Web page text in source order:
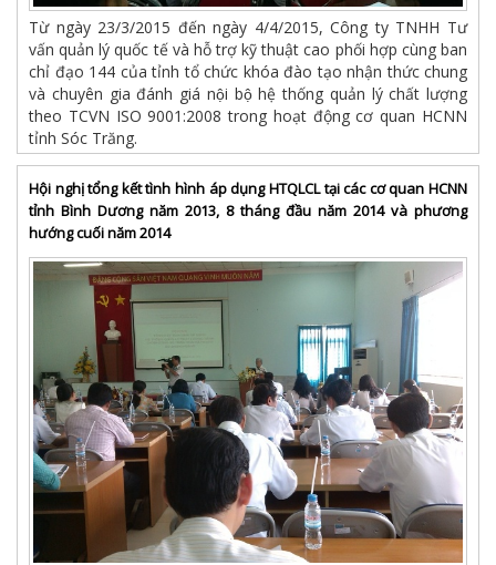
Từ ngày 23/3/2015 đến ngày 4/4/2015, Công ty TNHH Tư
vấn quản lý quốc tế và hỗ trợ kỹ thuật cao phối hợp cùng ban
chỉ đạo 144 của tỉnh tổ chức khóa đào tạo nhận thức chung
và chuyên gia đánh giá nội bộ hệ thống quản lý chất lượng
theo TCVN ISO 9001:2008 trong hoạt động cơ quan HCNN
tỉnh Sóc Trăng.
Hội nghị tổng kết tình hình áp dụng HTQLCL tại các cơ quan HCNN
tỉnh Bình Dương năm 2013, 8 tháng đầu năm 2014 và phương
hướng cuối năm 2014